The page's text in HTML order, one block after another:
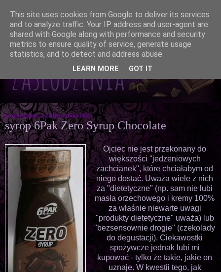
poniedziałek, 2 października 2023
syrop 6Pak Zero Syrup Chocolate
Ojciec nie jest przekonany do
większości "jedzeniowych
zachcianek", które chciałabym od
niego dostać. Uważa wiele z nich
za "dietetyczne" (np. sam nie lubi
masła orzechowego i kremy 100%
za właśnie niewarte uwagi
"produkty dietetyczne" uważa) lub
"bezsensownie drogie" (czekolady
do degustacji). Ciekawostki
spożywcze jednak lubi mi
kupować - tylko że takie, jakie on
uznaje. W kwestii tego, jak
This site uses cookies from Google to deliver its services
and to analyze traffic. Your IP address and user-agent are
shared with Google along with performance and security
metrics to ensure quality of service, generate usage
statistics, and to detect and address abuse.
LEARN MORE GOT IT